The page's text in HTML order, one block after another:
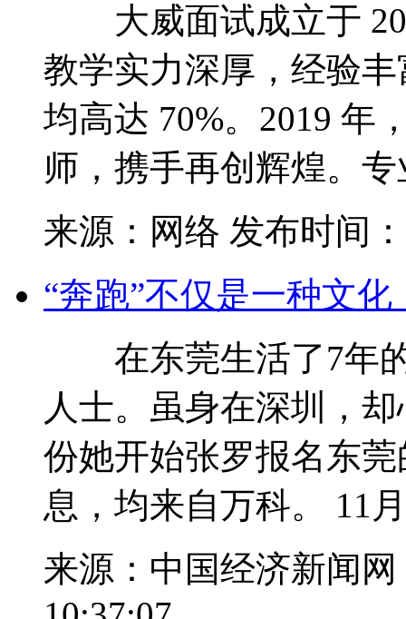
大威面试成立于
教学实力深厚，经验
均高达 70%。2019 年
师，携手再创辉煌。
来源：网络 发布时间
“奔跑”不仅是一种文
在东莞生活了7年的
人士。虽身在深圳，
份她开始张罗报名东
息，均来自万科。 11
来源：中国经济新闻网